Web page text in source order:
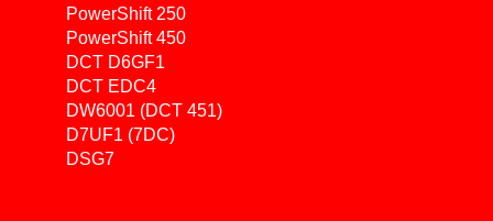
PowerShift 250
PowerShift 450
DCT D6GF1
DCT EDC4
DW6001 (DCT 451)
D7UF1 (7DC)
DSG7